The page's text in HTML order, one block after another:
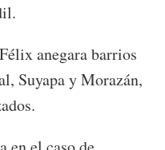
anegara barrios
Suyapa y Morazán,